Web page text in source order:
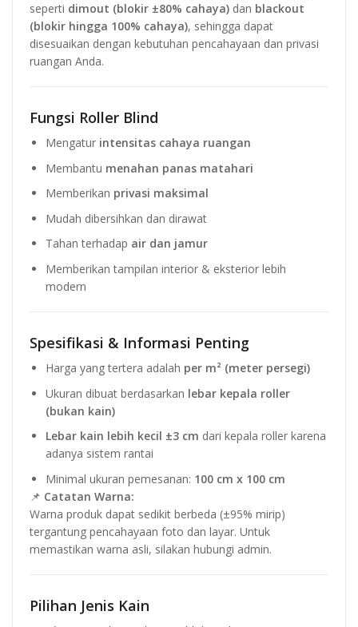
seperti dimout (blokir ±80% cahaya) dan blackout
(blokir hingga 100% cahaya), sehingga dapat
disesuaikan dengan kebutuhan pencahayaan dan privasi
ruangan Anda.
Fungsi Roller Blind
Mengatur intensitas cahaya ruangan
Membantu menahan panas matahari
Memberikan privasi maksimal
Mudah dibersihkan dan dirawat
Tahan terhadap air dan jamur
Memberikan tampilan interior & eksterior lebih
modern
Spesifikasi & Informasi Penting
Harga yang tertera adalah per m² (meter persegi)
Ukuran dibuat berdasarkan lebar kepala roller
(bukan kain)
Lebar kain lebih kecil ±3 cm dari kepala roller karena
adanya sistem rantai
Minimal ukuran pemesanan: 100 cm x 100 cm
📌 Catatan Warna:
Warna produk dapat sedikit berbeda (±95% mirip)
tergantung pencahayaan foto dan layar. Untuk
memastikan warna asli, silakan hubungi admin.
Pilihan Jenis Kain